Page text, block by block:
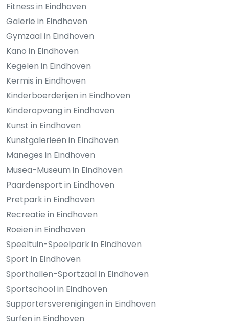
Fitness in Eindhoven
Galerie in Eindhoven
Gymzaal in Eindhoven
Kano in Eindhoven
Kegelen in Eindhoven
Kermis in Eindhoven
Kinderboerderijen in Eindhoven
Kinderopvang in Eindhoven
Kunst in Eindhoven
Kunstgalerieën in Eindhoven
Maneges in Eindhoven
Musea-Museum in Eindhoven
Paardensport in Eindhoven
Pretpark in Eindhoven
Recreatie in Eindhoven
Roeien in Eindhoven
Speeltuin-Speelpark in Eindhoven
Sport in Eindhoven
Sporthallen-Sportzaal in Eindhoven
Sportschool in Eindhoven
Supportersverenigingen in Eindhoven
Surfen in Eindhoven